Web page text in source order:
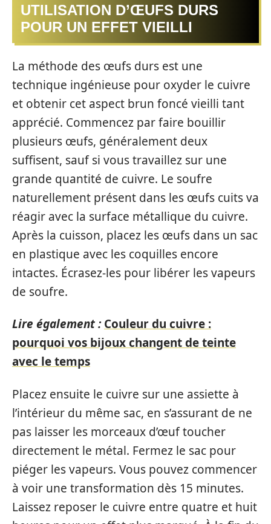
UTILISATION D’ŒUFS DURS
POUR UN EFFET VIEILLI
La méthode des œufs durs est une
technique ingénieuse pour oxyder le cuivre
et obtenir cet aspect brun foncé vieilli tant
apprécié. Commencez par faire bouillir
plusieurs œufs, généralement deux
suffisent, sauf si vous travaillez sur une
grande quantité de cuivre. Le soufre
naturellement présent dans les œufs cuits va
réagir avec la surface métallique du cuivre.
Après la cuisson, placez les œufs dans un sac
en plastique avec les coquilles encore
intactes. Écrasez-les pour libérer les vapeurs
de soufre.
Lire également : Couleur du cuivre :
pourquoi vos bijoux changent de teinte
avec le temps
Placez ensuite le cuivre sur une assiette à
l’intérieur du même sac, en s’assurant de ne
pas laisser les morceaux d’œuf toucher
directement le métal. Fermez le sac pour
piéger les vapeurs. Vous pouvez commencer
à voir une transformation dès 15 minutes.
Laissez reposer le cuivre entre quatre et huit